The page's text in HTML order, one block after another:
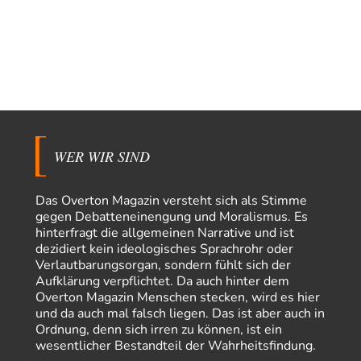
Masseninvasion von Ceuta: Ein organisierter Angriff 3
Zehntausende dackeln…
Adel verpflichtetvor 6 Stunden zu:
Vielen Dank, hatte ich nicht auf dem Schirm, weil ich ihn nicht mehr
lese. Beweist…
garnovor 8 Stunden zu:
Absurde Debatte um Ceuta-„Invasion“ durch Marokko
vertieft EU-Spaltung
Gratuliere, du hast erkannt wer hier der Bösewicht ist. Dann kann es ja
gar nicht…
Schattenland
vor 9 Stunden zu:
Unkabarettistische Anstalten
Dem schließe ich mich 100 pro an - das deutsche politische Kabarett ist
WER WIR SIND
Das Overton Magazin versteht sich als Stimme
gegen Debatteneinengung und Moralismus. Es
hinterfragt die allgemeinen Narrative und ist
dezidiert kein ideologisches Sprachrohr oder
Verlautbarungsorgan, sondern fühlt sich der
Aufklärung verpflichtet. Da auch hinter dem
Overton Magazin Menschen stecken, wird es hier
und da auch mal falsch liegen. Das ist aber auch in
Ordnung, denn sich irren zu können, ist ein
wesentlicher Bestandteil der Wahrheitsfindung.